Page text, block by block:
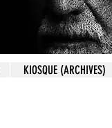
KIOSQUE (ARCHIVES)